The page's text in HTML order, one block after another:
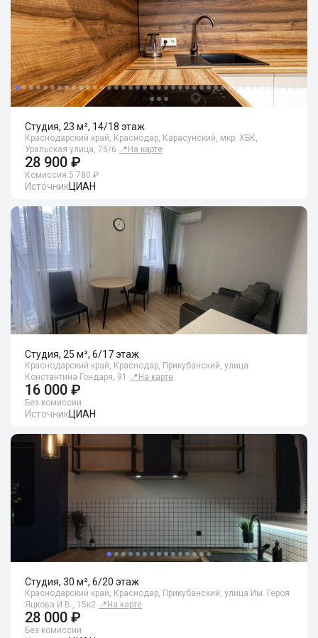
Студия, 23 м², 14/18 этаж
Краснодарский край, Краснодар, Карасунский, мкр. ХБК,
Уральская улица, 75/6 📍 На карте
28 900 ₽
Комиссия 5 780 ₽
ИсточникЦИАН
Студия, 25 м², 6/17 этаж
Краснодарский край, Краснодар, Прикубанский, улица
Константина Гондаря, 91
📍 На карте
16 000 ₽
Без комиссии
ИсточникЦИАН
Студия, 30 м², 6/20 этаж
Краснодарский край, Краснодар, Прикубанский, улица Им. Героя
Яцкова И.В., 15к2 📍 На карте
28 000 ₽
Без комиссии